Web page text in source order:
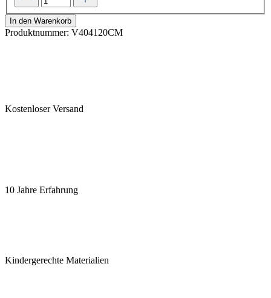
In den Warenkorb
Produktnummer: V404120CM
Kostenloser Versand
10 Jahre Erfahrung
Kindergerechte Materialien